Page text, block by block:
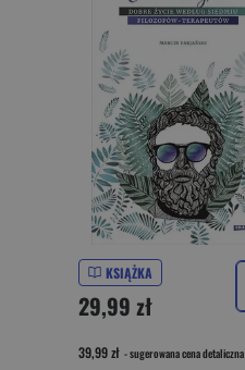
KSIĄŻKA
29,99 zł
39,99 zł - sugerowana cena detaliczna